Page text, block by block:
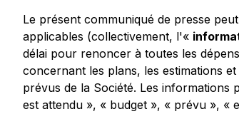
Le présent communiqué de presse
applicables (collectivement, l'«
délai pour renoncer à toutes les
concernant les plans, les estimations
prévus de la Société. Les informations
est attendu », « budget », « prévu », «